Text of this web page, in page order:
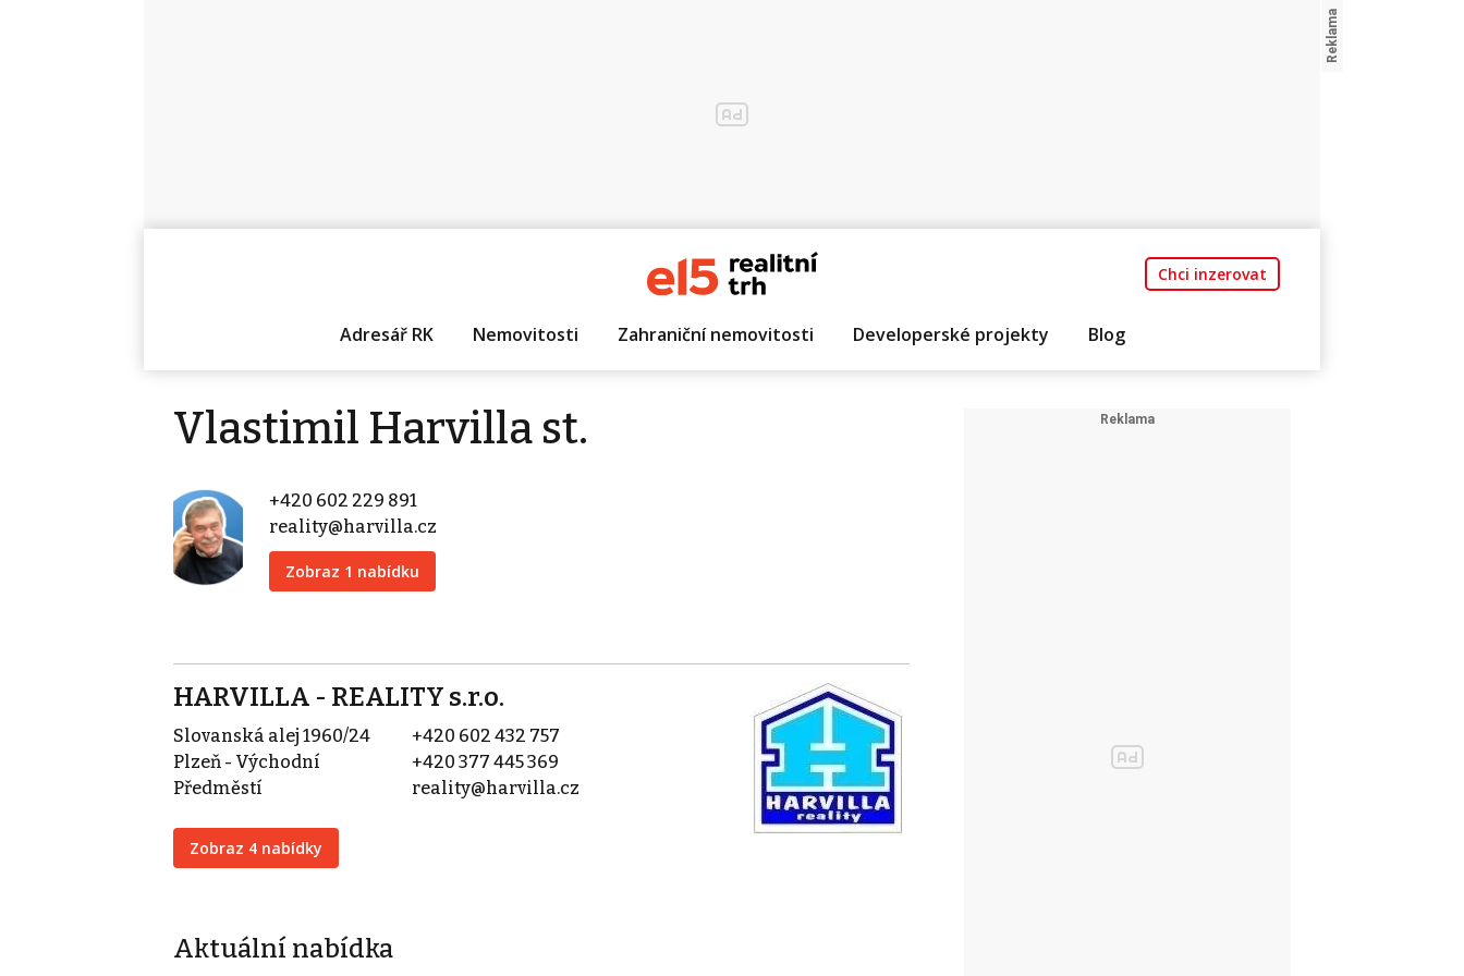
Chci inzerovat
Adresář RK Nemovitosti Zahraniční nemovitosti Developerské projekty Blog
Vlastimil Harvilla st.
+420 602 229 891
reality@harvilla.cz
Zobraz 1 nabídku
HARVILLA - REALITY s.r.o.
Slovanská alej 1960/24
Plzeň - Východní
Předměstí
Zobraz 4 nabídky
+420 602 432 757
+420 377 445 369
reality@harvilla.cz
Aktuální nabídka